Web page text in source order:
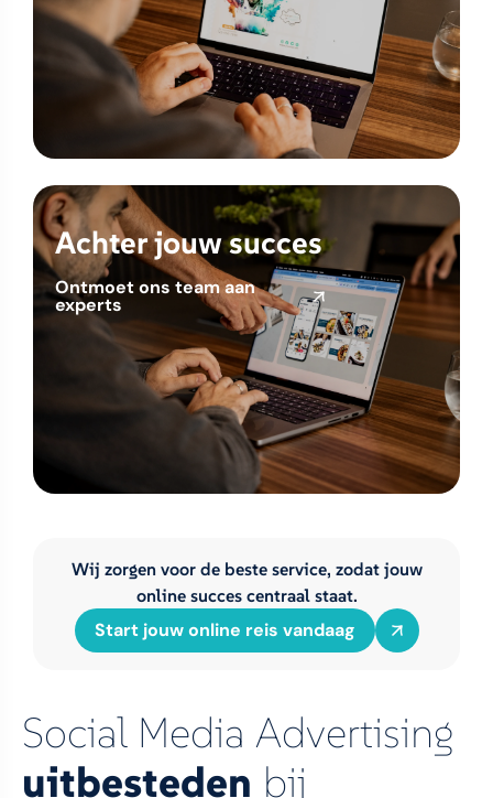
Achter jouw succes
Ontmoet ons team aan
experts
Wij zorgen voor de beste service, zodat jouw
online succes centraal staat.
Start jouw online reis vandaag
Social Media Advertising
uitbesteden bij